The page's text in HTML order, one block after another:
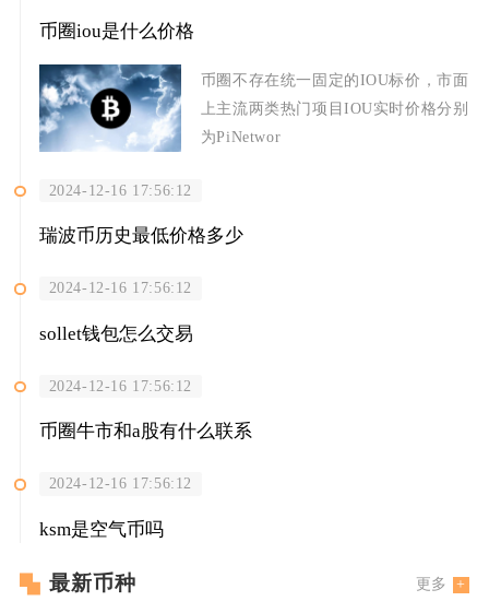
币圈iou是什么价格
币圈不存在统一固定的IOU标价，市面
上主流两类热门项目IOU实时价格分别
为PiNetwor
2024-12-16 17:56:12
瑞波币历史最低价格多少
2024-12-16 17:56:12
sollet钱包怎么交易
2024-12-16 17:56:12
币圈牛市和a股有什么联系
2024-12-16 17:56:12
ksm是空气币吗
最新币种 更多